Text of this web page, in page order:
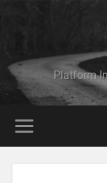
Platform